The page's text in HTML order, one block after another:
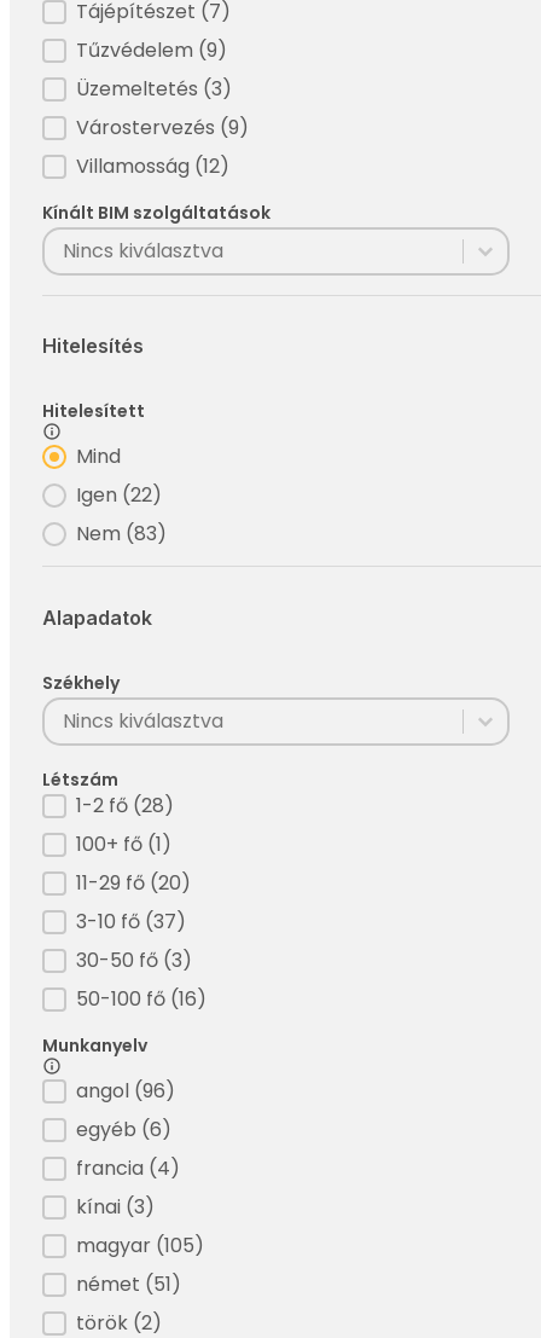
Tájépítészet (7)
Tűzvédelem (9)
Üzemeltetés (3)
Várostervezés (9)
Villamosság (12)
Kínált BIM szolgáltatások
Filter - BIM szolgáltatások
Select content
Select content
Hitelesítés
Hitelesített
Filter - Hitelesített
Mind
Igen (22)
Nem (83)
Alapadatok
Székhely
Filter - Székhely
Select content
Select content
Létszám
Filter - Létszám
1-2 fő (28)
100+ fő (1)
11-29 fő (20)
3-10 fő (37)
30-50 fő (3)
50-100 fő (16)
Munkanyelv
Filter - Munkanyelv
angol (96)
egyéb (6)
francia (4)
kínai (3)
magyar (105)
német (51)
török (2)